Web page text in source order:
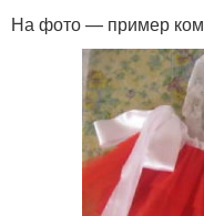
На фото — пример